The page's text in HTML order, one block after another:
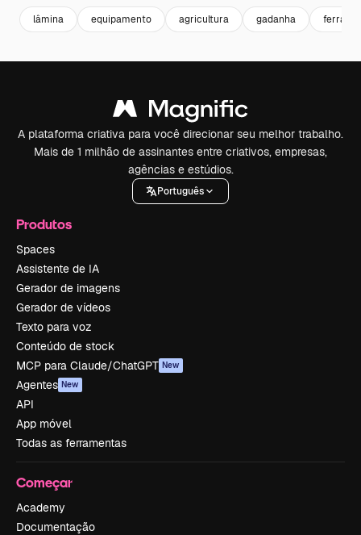
lâmina equipamento agricultura gadanha
A plataforma criativa para você direcionar seu melhor trabalho.
Mais de 1 milhão de assinantes entre criativos, empresas,
agências e estúdios.
Português
Produtos
Spaces
Assistente de IA
Gerador de imagens
Gerador de vídeos
Texto para voz
Conteúdo de stock
MCP para Claude/ChatGPT New
Agentes New
API
App móvel
Todas as ferramentas
Começar
Academy
Documentação